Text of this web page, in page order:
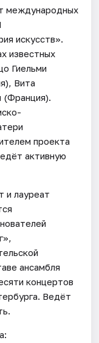
международных
искусств».
известных
Гиельми
Вита
(Франция).
проекта
активную
и лауреат
ансамбля
концертов
Ведёт